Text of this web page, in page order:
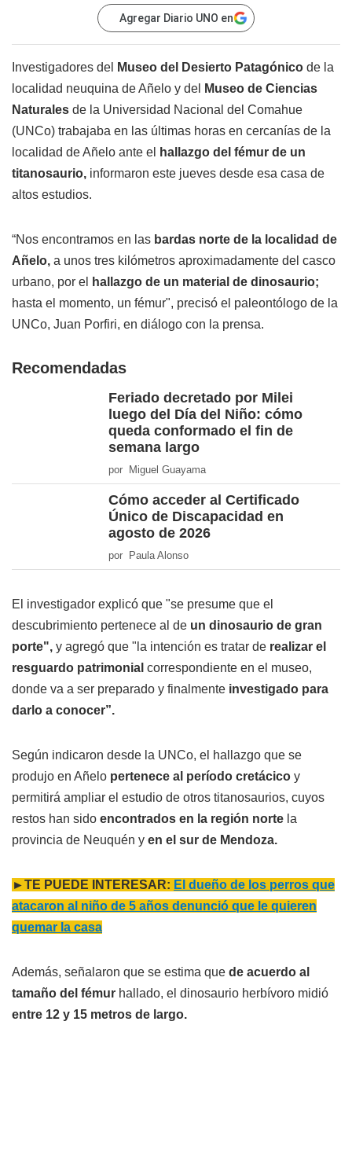
Agregar Diario UNO en
Investigadores del Museo del Desierto Patagónico de la
localidad neuquina de Añelo y del
Museo de Ciencias
Naturales de la Universidad Nacional del Comahue
(UNCo) trabajaba en las últimas horas en cercanías de la
localidad de Añelo ante el
hallazgo del fémur de un
titanosaurio, informaron este jueves desde esa casa de
altos estudios.
“Nos encontramos en las bardas norte de la localidad de
Añelo, a unos tres kilómetros aproximadamente del casco
urbano, por el
hallazgo de un material de dinosaurio;
hasta el momento, un fémur", precisó el paleontólogo de la
UNCo, Juan Porfiri, en diálogo con la prensa.
Recomendadas
Feriado decretado por Milei
luego del Día del Niño: cómo
queda conformado el fin de
semana largo
por Miguel Guayama
Cómo acceder al Certificado
Único de Discapacidad en
agosto de 2026
por Paula Alonso
El investigador explicó que "se presume que el
descubrimiento pertenece al de un dinosaurio de gran
porte", y agregó que "la intención es tratar de realizar el
resguardo patrimonial correspondiente en el museo,
donde va a ser preparado y finalmente investigado para
darlo a conocer”.
Según indicaron desde la UNCo, el hallazgo que se
produjo en Añelo pertenece al período cretácico y
permitirá ampliar el estudio de otros titanosaurios, cuyos
restos han sido encontrados en la región norte la
provincia de Neuquén y en el sur de Mendoza.
►TE PUEDE INTERESAR: El dueño de los perros que
atacaron al niño de 5 años denunció que le quieren
quemar la casa
Además, señalaron que se estima que de acuerdo al
tamaño del fémur hallado, el dinosaurio herbívoro midió
entre 12 y 15 metros de largo.